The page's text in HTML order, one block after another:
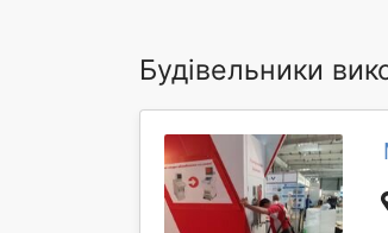
Будівельники